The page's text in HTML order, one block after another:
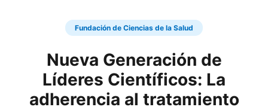
Fundación de Ciencias de la Salud
Nueva Generación de
Líderes Científicos: La
adherencia al tratamiento